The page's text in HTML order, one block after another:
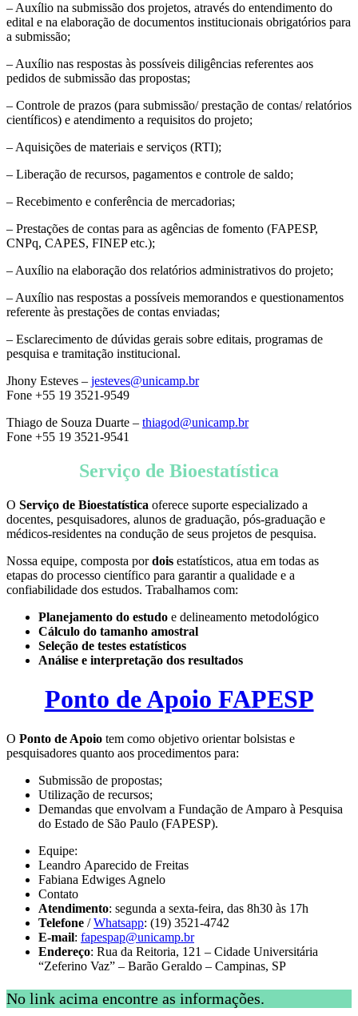
– Auxílio na submissão dos projetos, através do entendimento do
edital e na elaboração de documentos institucionais obrigatórios para
a submissão;
– Auxílio nas respostas às possíveis diligências referentes aos
pedidos de submissão das propostas;
– Controle de prazos (para submissão/ prestação de contas/ relatórios
científicos) e atendimento a requisitos do projeto;
– Aquisições de materiais e serviços (RTI);
– Liberação de recursos, pagamentos e controle de saldo;
– Recebimento e conferência de mercadorias;
– Prestações de contas para as agências de fomento (FAPESP,
CNPq, CAPES, FINEP etc.);
– Auxílio na elaboração dos relatórios administrativos do projeto;
– Auxílio nas respostas a possíveis memorandos e questionamentos
referente às prestações de contas enviadas;
– Esclarecimento de dúvidas gerais sobre editais, programas de
pesquisa e tramitação institucional.
Jhony Esteves – jesteves@unicamp.br
Fone +55 19 3521-9549
Thiago de Souza Duarte – thiagod@unicamp.br
Fone +55 19 3521-9541
Serviço de Bioestatística
O Serviço de Bioestatística oferece suporte especializado a
docentes, pesquisadores, alunos de graduação, pós-graduação e
médicos-residentes na condução de seus projetos de pesquisa.
Nossa equipe, composta pordois estatísticos, atua em todas as
etapas do processo científico para garantir a qualidade e a
confiabilidade dos estudos. Trabalhamos com:
Planejamento do estudo e delineamento metodológico
Cálculo do tamanho amostral
Seleção de testes estatísticos
Análise e interpretação dos resultados
Ponto de Apoio FAPESP
O Ponto de Apoio tem como objetivo orientar bolsistas e
pesquisadores quanto aos procedimentos para:
Submissão de propostas;
Utilização de recursos;
Demandas que envolvam a Fundação de Amparo à Pesquisa
do Estado de São Paulo (FAPESP).
Equipe:
Leandro Aparecido de Freitas
Fabiana Edwiges Agnelo
Contato
Atendimento: segunda a sexta-feira, das 8h30 às 17h
Telefone /Whatsapp: (19) 3521-4742
E-mail: fapespap@unicamp.br
Endereço: Rua da Reitoria, 121 – Cidade Universitária
“Zeferino Vaz” – Barão Geraldo – Campinas, SP
No link acima encontre as informações.